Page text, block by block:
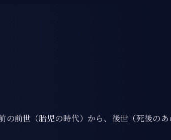
前世（胎児の時代）から、後世（死後の